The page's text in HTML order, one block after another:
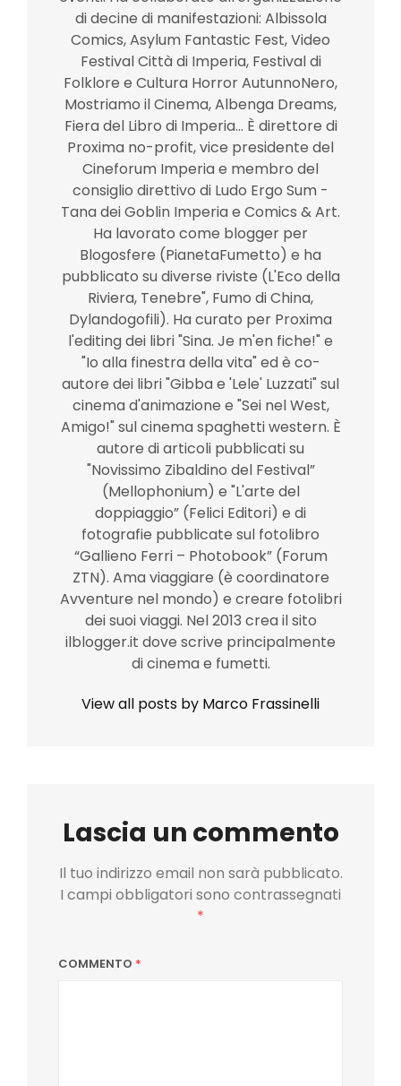
di decine di manifestazioni: Albissola
Comics, Asylum Fantastic Fest, Video
Festival Città di Imperia, Festival di
Folklore e Cultura Horror AutunnoNero,
Mostriamo il Cinema, Albenga Dreams,
Fiera del Libro di Imperia... È direttore di
Proxima no-profit, vice presidente del
Cineforum Imperia e membro del
consiglio direttivo di Ludo Ergo Sum -
Tana dei Goblin Imperia e Comics & Art.
Ha lavorato come blogger per
Blogosfere (PianetaFumetto) e ha
pubblicato su diverse riviste (L'Eco della
Riviera, Tenebre", Fumo di China,
Dylandogofili). Ha curato per Proxima
l'editing dei libri "Sina. Je m'en fiche!" e
"Io alla finestra della vita" ed è co-
autore dei libri "Gibba e 'Lele' Luzzati" sul
cinema d'animazione e "Sei nel West,
Amigo!" sul cinema spaghetti western. È
autore di articoli pubblicati su
"Novissimo Zibaldino del Festival”
(Mellophonium) e "L'arte del
doppiaggio” (Felici Editori) e di
fotografie pubblicate sul fotolibro
“Gallieno Ferri – Photobook” (Forum
ZTN). Ama viaggiare (è coordinatore
Avventure nel mondo) e creare fotolibri
dei suoi viaggi. Nel 2013 crea il sito
ilblogger.it dove scrive principalmente
di cinema e fumetti.
View all posts by Marco Frassinelli
Lascia un commento
Il tuo indirizzo email non sarà pubblicato.
I campi obbligatori sono contrassegnati
*
COMMENTO *